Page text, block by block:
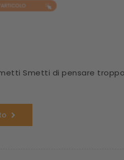
Smetti di pensare